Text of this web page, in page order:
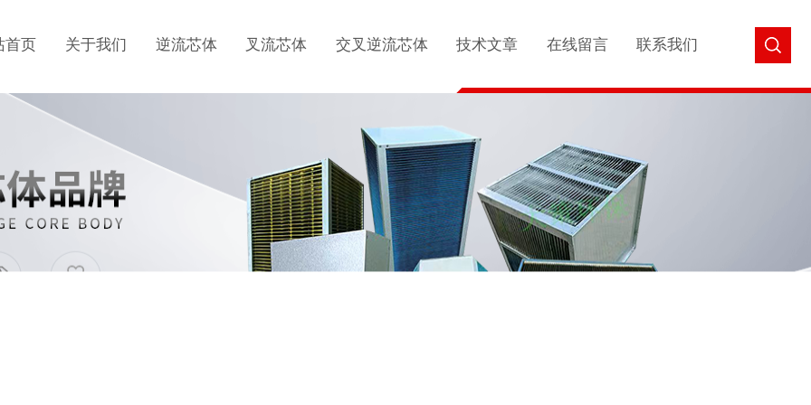
首页 关于我们 逆流芯体 叉流芯体 交叉逆流芯体 技术文章 在线留言 联系我们